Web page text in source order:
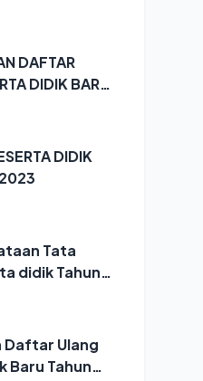
DAFTAR
DIDIK BARU
TAHUN
DIDIK
Tata
didik Tahun
Ulang
Baru Tahun